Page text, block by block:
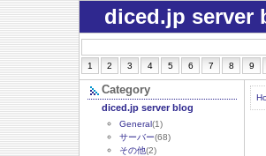
diced.jp server
1 2 3 4 5 6 7 8 9
Category
diced.jp server blog
General(1)
サーバー(68)
その他(2)